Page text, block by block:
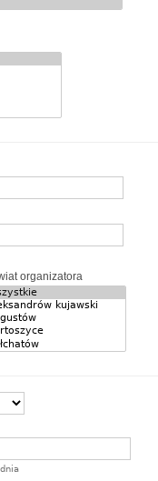
organizatora